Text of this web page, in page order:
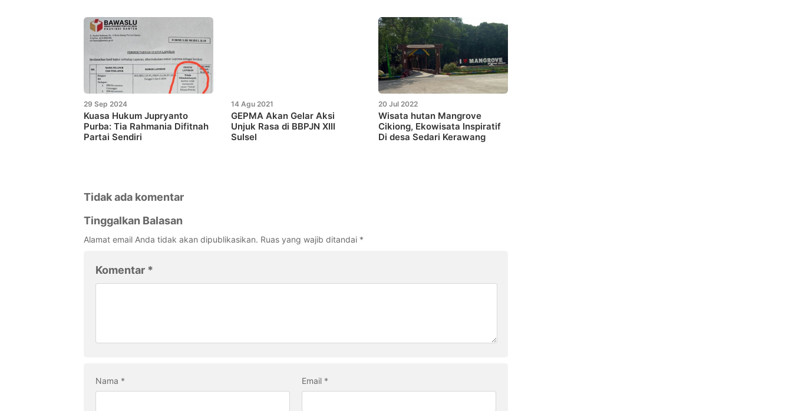
29 Sep 2024
Kuasa Hukum Jupryanto
Purba: Tia Rahmania Difitnah
Partai Sendiri
14 Agu 2021
GEPMA Akan Gelar Aksi
Unjuk Rasa di BBPJN XIII
Sulsel
20 Jul 2022
Wisata hutan Mangrove
Cikiong, Ekowisata Inspiratif
Di desa Sedari Kerawang
Tidak ada komentar
Tinggalkan Balasan
Alamat email Anda tidak akan dipublikasikan. Ruas yang wajib ditandai *
Komentar *
Nama * Email *